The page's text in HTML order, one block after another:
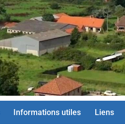
Informations utiles Liens